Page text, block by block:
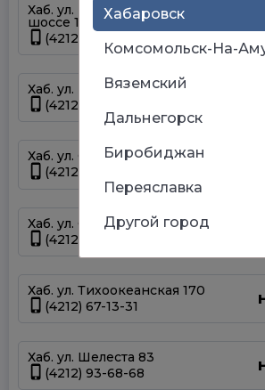
Хаб. ул. Матвеевское
шоссе 13А
(4212) 69-93-93
Хаб. ул. Панфиловцев 14Б
(4212) 63-22-47
Хаб. ул. Серышева 34
(4212) 47-44-66
Хаб. ул. Суворова 45
(4212) 50-67-37
Хаб. ул. Тихоокеанская 170
(4212) 67-13-31
Хаб. ул. Шелеста 83
(4212) 93-68-68
Хабаровск
Комсомольск-На-
Вяземский
Дальнегорск
Биробиджан
Переяславка
Другой город